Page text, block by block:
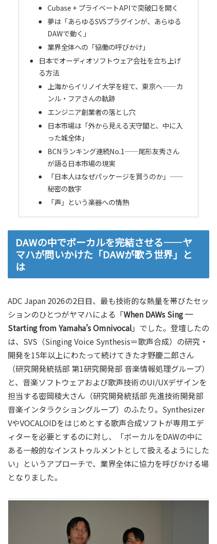
Cubase + プライベートAPIで突破口を開く
夢は「あらゆるSVSプラグインが、あらゆる
DAWで動く」
業界全体への「協働の呼びかけ」
日本でオーディオソフトウェア会社を立ち上げ
る方法
上海からイリノイ大学を経て、東京へ——カ
ンル・フアさんの軌跡
エンジニア創業者の落とし穴
日本市場は「外から見える天守閣と、中に入
った城全体」
BCNランキング連続No.1——尾形友秀さん
が語る日本市場の現実
「日本人はなぜパッケージを買うのか」——
秘密の数字
「声」という楽器への情熱
DAWの中でボーカルを完結させる——ヤ
マハが問いかけた「DAWが歌う世界」と
は
ADC Japan 2026の2日目、最も技術的な熱量を帯びたセッ
ションのひとつがヤマハによる「When DAWs Sing ─
Starting from Yamaha’s Omnivocal」でした。登壇したの
は、SVS（Singing Voice Synthesis＝歌声合成）の研究・
開発を15年以上にわたって続けてきた才野慶二郎さん
（研究開発統括部 第1研究開発部 音楽情報処理グループ）
と、音楽ソフトウェアおよび歌声技術のUI/UXデザインを
担当する密岡稜大さん（研究開発統括部 先進技術開発部
音楽インタラクショングループ）のふたり。Synthesizer
VやVOCALOIDをはじめとする歌声合成ソフトが専用エデ
ィターを必要とするのに対し、「ボーカルをDAWの中に
ある一般的なインストゥルメントとして扱えるようにした
い」というアプローチで、業界全体に協力を呼びかける場
となりました。